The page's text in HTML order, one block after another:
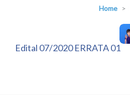
Home >
Edital 07/2020 ERRATA 01